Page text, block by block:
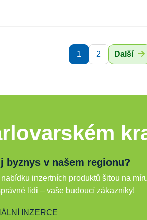
1 2 Další
byznys v našem regionu?
inzertních produktů šitou na
lidi – vaše budoucí zákazníky!
INZERCE